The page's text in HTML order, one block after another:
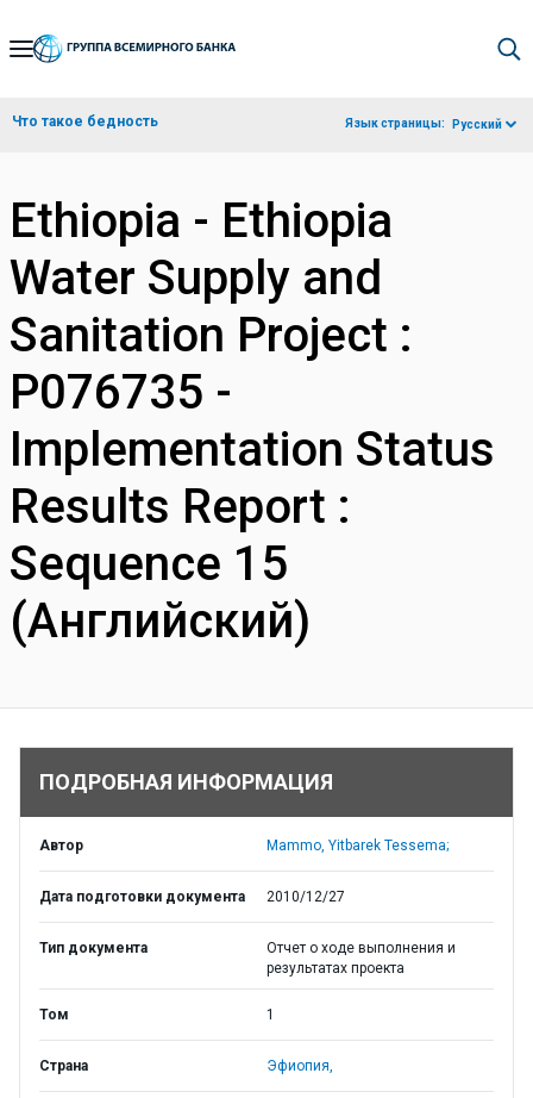
Skip
Navigation
Что такое бедность Язык страницы: Русский
Ethiopia - Ethiopia
Water Supply and
Sanitation Project :
P076735 -
Implementation Status
Results Report :
Sequence 15
(Английский)
ПОДРОБНАЯ ИНФОРМАЦИЯ
Автор Mammo, Yitbarek Tessema;
Дата подготовки документа 2010/12/27
Тип документа
Отчет о ходе выполнения и
результатах проекта
Том 1
Страна Эфиопия,